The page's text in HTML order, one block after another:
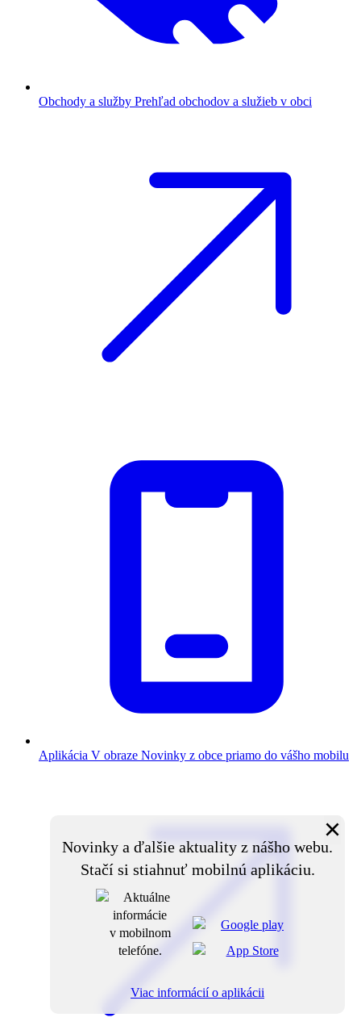
Obchody a služby Prehľad obchodov a služieb v obci
Aplikácia V obraze Novinky z obce priamo do vášho mobilu
Novinky a ďalšie aktuality z nášho webu.
Stačí si stiahnuť mobilnú aplikáciu.
×
Viac informácií o aplikácii